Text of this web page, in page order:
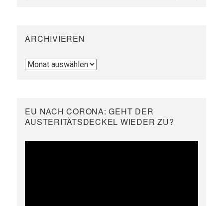
ARCHIVIEREN
Archivieren
EU NACH CORONA: GEHT DER
AUSTERITÄTSDECKEL WIEDER ZU?